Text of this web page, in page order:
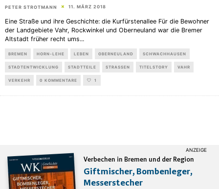
PETER STROTMANN 11. MÄRZ 2018
Eine Straße und ihre Geschichte: die Kurfürstenallee Für die Bewohner
der Landgebiete Vahr, Rockwinkel und Oberneuland war die Bremer
Altstadt früher recht ums...
BREMEN HORN-LEHE LEBEN OBERNEULAND SCHWACHHAUSEN
STADTENTWICKLUNG STADTTEILE STRASSEN TITELSTORY VAHR
VERKEHR 0 KOMMENTARE 1
Verbechen in Bremen und der Region
Giftmischer, Bombenleger,
Messerstecher